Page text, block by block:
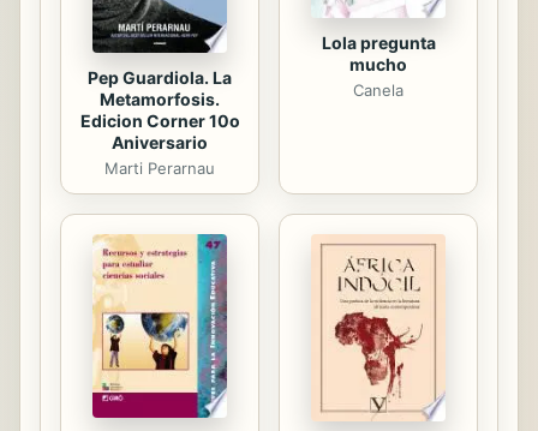
Pep Guardiola. La
Metamorfosis.
Edicion Corner 10o
Aniversario
Marti Perarnau
Lola pregunta
mucho
Canela